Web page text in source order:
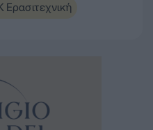
Ερασιτεχνική